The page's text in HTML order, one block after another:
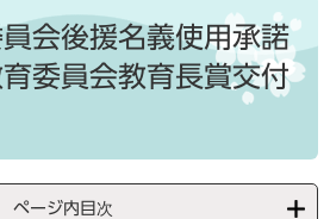
会後援名義使用承諾
委員会教育長賞交付
ページ内目次